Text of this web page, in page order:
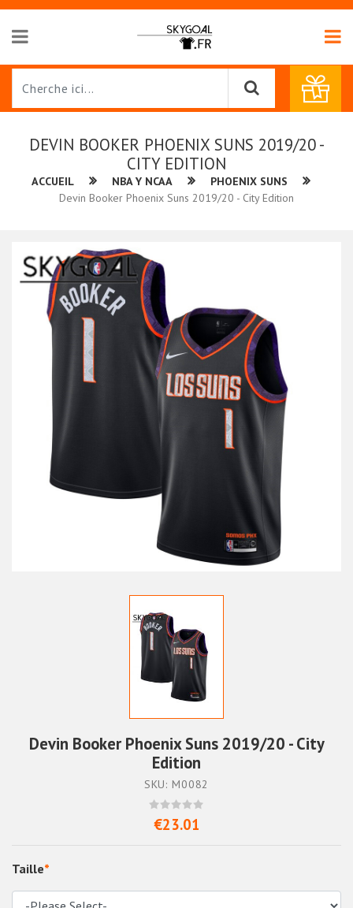
DEVIN BOOKER PHOENIX SUNS 2019/20 -
CITY EDITION
ACCUEIL NBA Y NCAA
PHOENIX SUNS
Devin Booker Phoenix Suns 2019/20 - City Edition
Devin Booker Phoenix Suns 2019/20 - City
Edition
SKU: M0082
€23.01
Taille*